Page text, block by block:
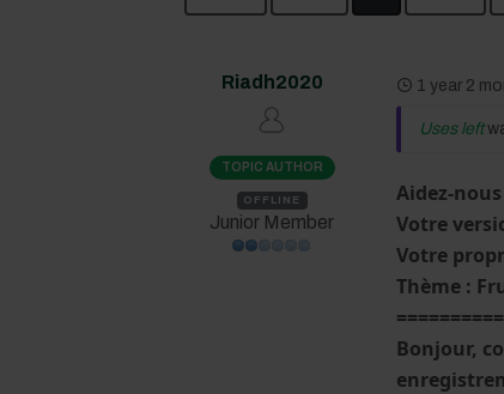
Riadh2020
TOPIC AUTHOR
OFFLINE
Junior Member
1 year 2
Uses left
Aidez-
Votre
Votre
Thème :
Bonjour,